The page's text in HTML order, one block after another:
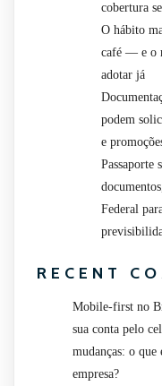
cobertura
O hábito
café — e o
adotar já
podem
e
Passaporte
Federal
RECENT
Mobile-first no
sua conta pelo
mudanças: o que
empresa?